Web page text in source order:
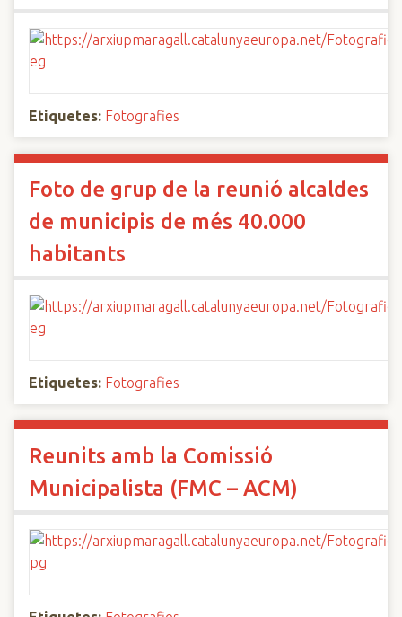
Etiquetes: Fotografies
Foto de grup de la reunió alcaldes
de municipis de més 40.000
habitants
Etiquetes: Fotografies
Reunits amb la Comissió
Municipalista (FMC – ACM)